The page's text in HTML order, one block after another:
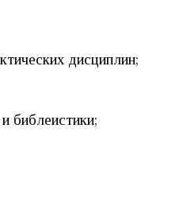
дисциплин;
библеистики;